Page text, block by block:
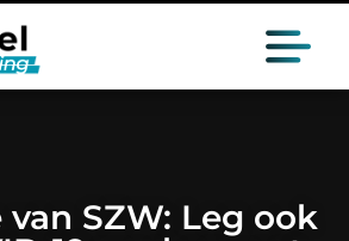
SZW: Leg ook